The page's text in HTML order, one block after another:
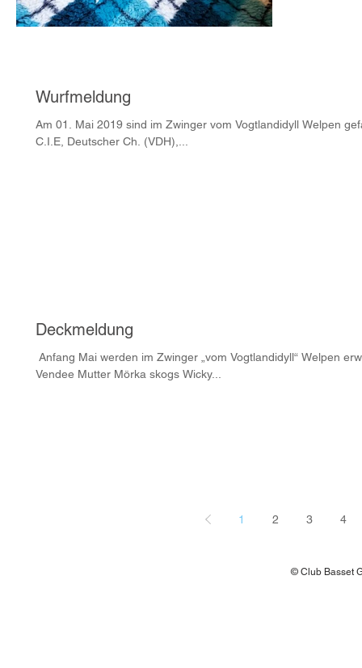
Wurfmeldung
Am 01. Mai 2019 sind im Zwinger vom Vogtlandidyll Welpen
C.I.E, Deutscher Ch. (VDH),...
Deckmeldung
Anfang Mai werden im Zwinger „vom Vogtlandidyll“ Welpen
Vendee Mutter Mörka skogs Wicky...
1 2 3 4
© Club Basset